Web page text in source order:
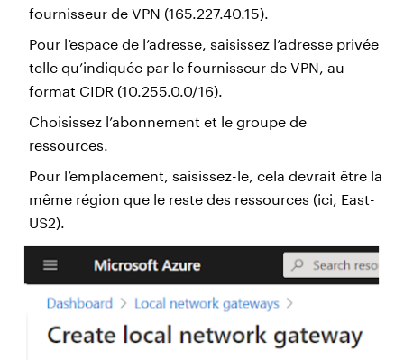
fournisseur de VPN (165.227.40.15).
Pour l’espace de l’adresse, saisissez l’adresse privée
telle qu’indiquée par le fournisseur de VPN, au
format CIDR (10.255.0.0/16).
Choisissez l’abonnement et le groupe de
ressources.
Pour l’emplacement, saisissez-le, cela devrait être la
même région que le reste des ressources (ici, East-
US2).